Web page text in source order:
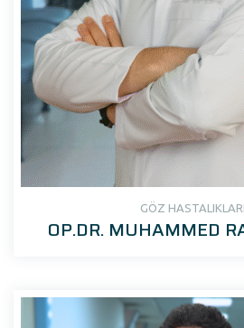
GÖZ HASTALIKLARI
OP.DR. MUHAMMED